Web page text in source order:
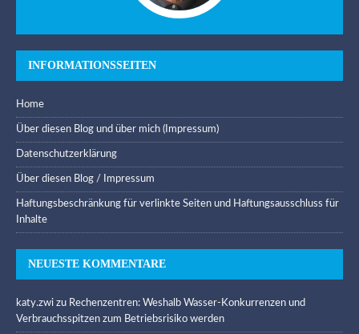
INFORMATIONSSEITEN
Home
Über diesen Blog und über mich (Impressum)
Datenschutzerklärung
Über diesen Blog / Impressum
Haftungsbeschränkung für verlinkte Seiten und Haftungsausschluss für
Inhalte
NEUESTE KOMMENTARE
katy.zwi zu Rechenzentren: Weshalb Wasser-Konkurrenzen und
Verbrauchsspitzen zum Betriebsrisiko werden